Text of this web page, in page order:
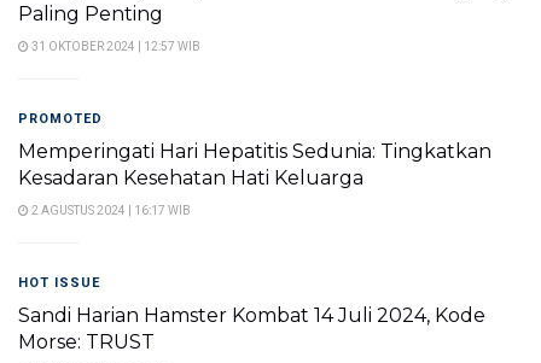
Paling Penting
31 OKTOBER 2024 | 12:57 WIB
PROMOTED
Memperingati Hari Hepatitis Sedunia: Tingkatkan
Kesadaran Kesehatan Hati Keluarga
2 AGUSTUS 2024 | 16:17 WIB
HOT ISSUE
Sandi Harian Hamster Kombat 14 Juli 2024, Kode
Morse: TRUST